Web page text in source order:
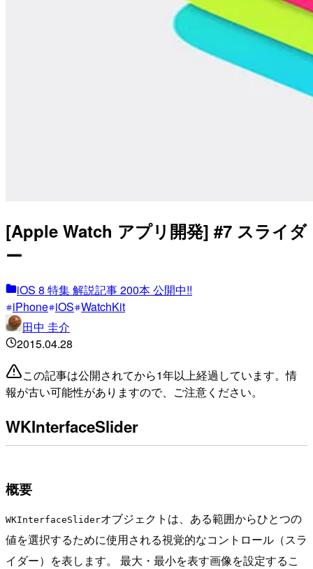
[Apple Watch アプリ開発] #7 スライダ
ー
iOS 8 特集 解説記事 200本 公開中!!
iPhone iOS WatchKit
田中 圭介
2015.04.28
この記事は公開されてから1年以上経過しています。情
報が古い可能性がありますので、ご注意ください。
WKInterfaceSlider
概要
WKInterfaceSliderオブジェクトは、ある範囲からひとつの
値を選択するために使用される視覚的なコントロール（スラ
イダー）を表します。 最大・最小を表す画像を設定するこ